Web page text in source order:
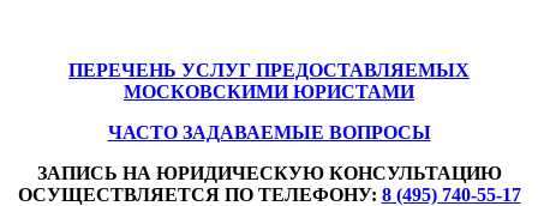
ПЕРЕЧЕНЬ УСЛУГ ПРЕДОСТАВЛЯЕМЫХ
МОСКОВСКИМИ ЮРИСТАМИ
ЧАСТО ЗАДАВАЕМЫЕ ВОПРОСЫ
ЗАПИСЬ НА ЮРИДИЧЕСКУЮ КОНСУЛЬТАЦИЮ
ОСУЩЕСТВЛЯЕТСЯ ПО ТЕЛЕФОНУ: 8 (495) 740-55-17